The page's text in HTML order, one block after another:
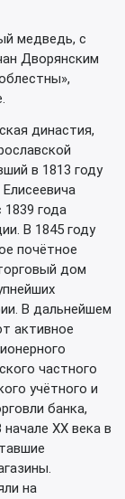
медведь, с
Дворянским
династия,
в 1813 году
1839 года
В 1845 году
почётное
дом
В дальнейшем
активное
частного
учётного и
банка,
XX века в
на